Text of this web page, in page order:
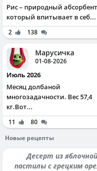
Рис – природный
который впитывает в себ...
2 138
Марусичка
01-08-2026
Июль 2026
Месяц долбаной
многозадачности. Вес 57,4
кг.Вот...
11
80
Новые рецепты
Десерт из яблочной
пастилы с грецким